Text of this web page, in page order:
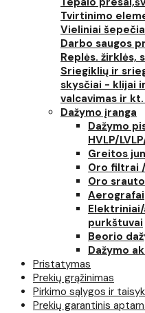
Tvirtinimo
Vieliniai
Darbo saugos
Replės. žirklės,
Sriegiklių ir
skysčiai - klijai
valcavimas ir kt.
Dažymo įranga
Dažymo
HVLP/
Greitos
Oro filtrai
Oro
Aerografai
purkštuvai
Beorio
Dažymo
Pristatymas
Prekių grąžinimas
Pirkimo sąlygos ir
Prekių garantinis